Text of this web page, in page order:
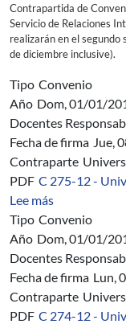
Contrapartida de
Servicio de Relaciones
realizarán en el segundo
de diciembre inclusive).
Tipo Convenio
Año Dom, 01/01/
Docentes
Fecha de firma Jue,
Contraparte
PDF C 275-12 -
Lee mássobre C
Tipo Convenio
Año Dom, 01/01/
Docentes
Fecha de firma Lun,
Contraparte
PDF C 274-12 -